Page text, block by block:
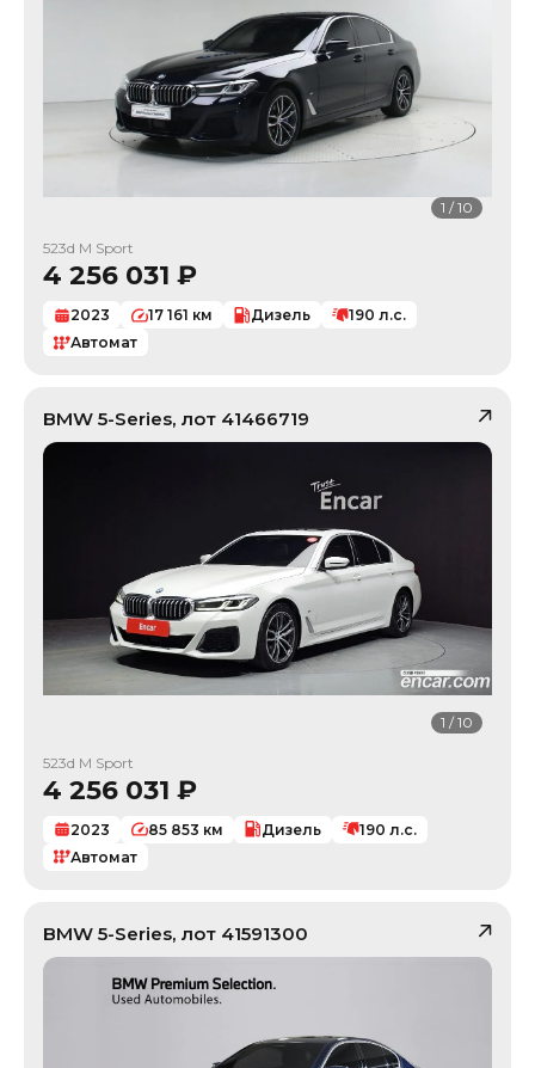
1 /10
523d M Sport
4 256 031 ₽
2023 17 161 км Дизель 190 л.с.
Автомат
BMW 5-Series, лот 41466719
1 /10
523d M Sport
4 256 031 ₽
2023 85 853 км Дизель 190 л.с.
Автомат
BMW 5-Series, лот 41591300